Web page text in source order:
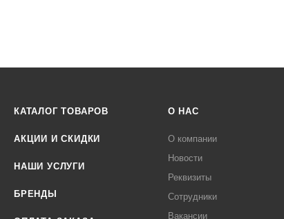
КАТАЛОГ ТОВАРОВ
АКЦИИ И СКИДКИ
НАШИ УСЛУГИ
БРЕНДЫ
О НАС
О компании
Новости
Реквизиты
Сотрудники
Вакансии